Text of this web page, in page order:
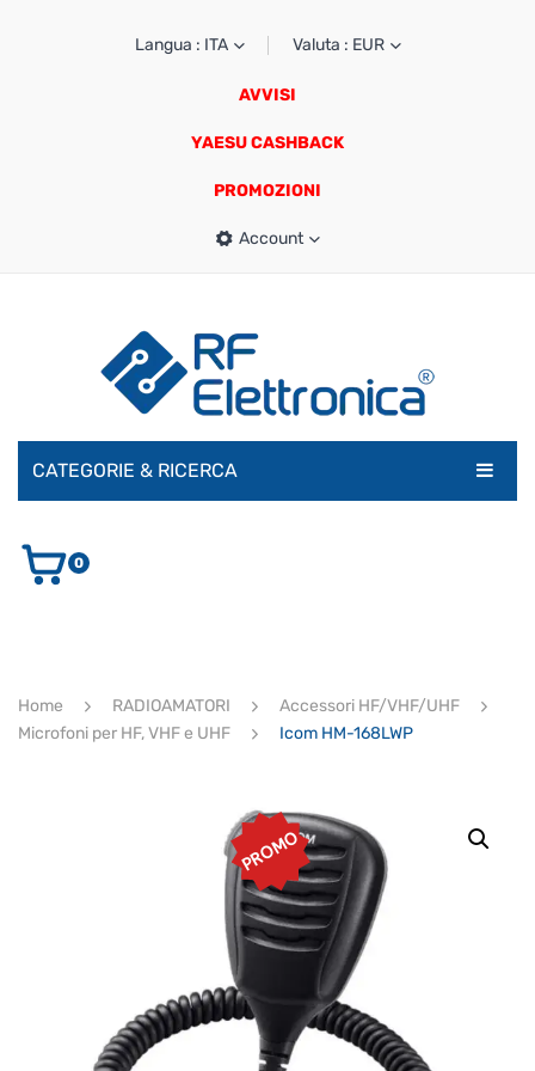
Langua : ITA Valuta : EUR
AVVISI
YAESU CASHBACK
PROMOZIONI
Account
CATEGORIE & RICERCA
AUDIO E VIDEO
ULTIMI ARRIVI
0
Home RADIOAMATORI
Accessori HF/VHF/UHF
Microfoni per HF, VHF e UHF
Icom HM-168LWP
PROMO